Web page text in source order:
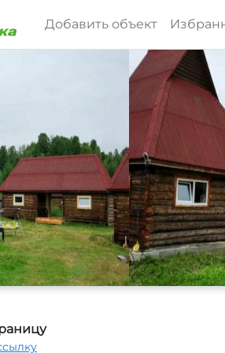
Добавить объект